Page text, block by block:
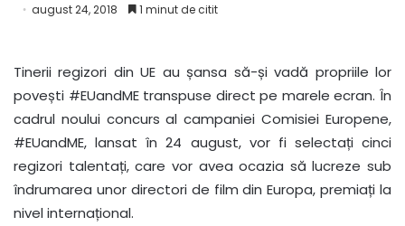
august 24, 2018 1 minut de citit
Tinerii regizori din UE au șansa să-și vadă propriile lor
povești #EUandME transpuse direct pe marele ecran. În
cadrul noului concurs al campaniei Comisiei Europene,
#EUandME, lansat în 24 august, vor fi selectați cinci
regizori talentați, care vor avea ocazia să lucreze sub
îndrumarea unor directori de film din Europa, premiați la
nivel internațional.